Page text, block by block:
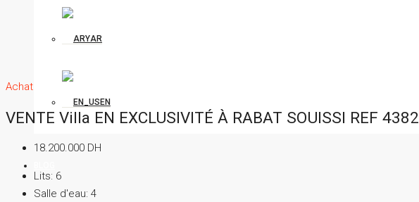
AR
EN
Achat
VENTE Villa EN EXCLUSIVITÉ À RABAT SOUISSI REF 4382
18.200.000 DH
Lits: 6
Salle d'eau: 4